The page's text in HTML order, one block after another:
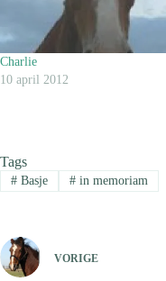
Charlie
10 april 2012
Tags
#Basje #in memoriam
VORIGE